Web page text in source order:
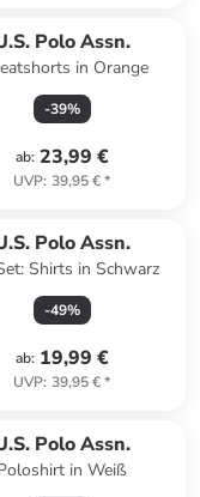
Polo Assn.
in Orange
-39%
ab: 23,99 €
UVP: 39,95 €*
Polo Assn.
Shirts in Schwarz
-49%
ab: 19,99 €
UVP: 39,95 €*
Polo Assn.
in Weiß